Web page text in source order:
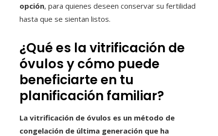
opción, para quienes deseen conservar su fertilidad
hasta que se sientan listos.
¿Qué es la vitrificación de
óvulos y cómo puede
beneficiarte en tu
planificación familiar?
La vitrificación de óvulos es un método de
congelación de última generación que ha